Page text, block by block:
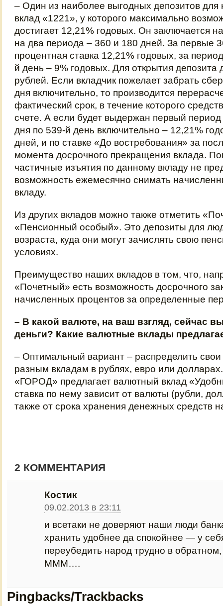
– Один из наиболее выгодных депозитов для
вклад «1221», у которого максимально
достигает 12,21% годовых. Он заключается
на два периода – 360 и 180 дней. За первые
процентная ставка 12,21% годовых, за
й день – 9% годовых. Для открытия депозита
рублей. Если вкладчик пожелает забрать
дня включительно, то производится
фактический срок, в течение которого
счете. А если будет выдержан первый период
дня по 539-й день включительно – 12,21%
дней, и по ставке «До востребования» за
момента досрочного прекращения вклада.
частичные изъятия по данному вкладу не
возможность ежемесячно снимать
вкладу.
Из других вкладов можно также отметить
«Пенсионный особый». Это депозиты для
возраста, куда они могут зачислять свою
условиях.
Преимущество наших вкладов в том, что,
«Почетный» есть возможность досрочного
начисленных процентов за определенные
– В какой валюте, на ваш взгляд, сейчас
деньги? Какие валютные вклады
– Оптимальный вариант – распределить свои
разным вкладам в рублях, евро или
«ГОРОД» предлагает валютный вклад
ставка по нему зависит от валюты (рубли,
также от срока хранения денежных средств
2 КОММЕНТАРИЯ
Костик
09.02.2013 в 23:11
и всетаки не доверяют наши люди
хранить удобнее да спокойнее — у
переубедить народ трудно в обратном,
МММ….
Pingbacks/Trackbacks